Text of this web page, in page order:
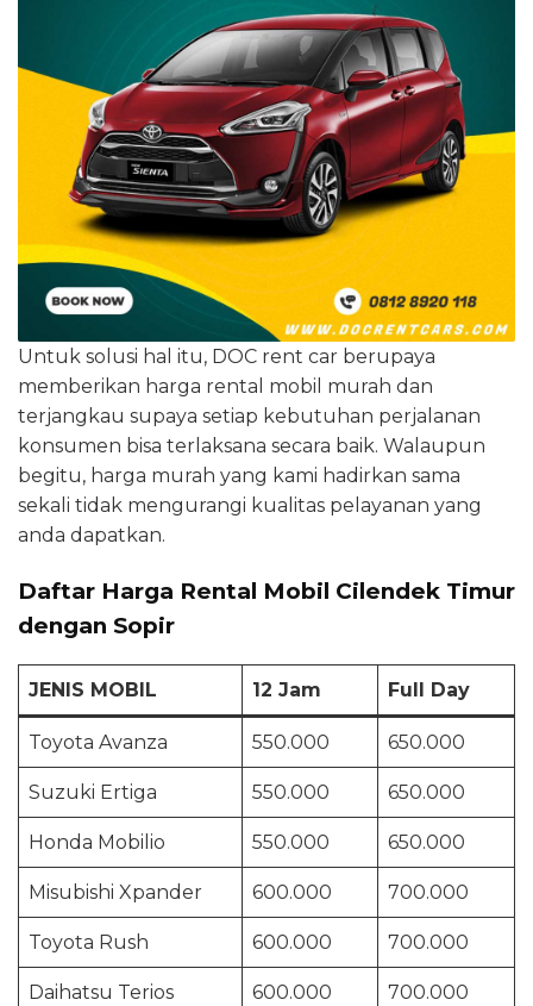
Untuk solusi hal itu, DOC rent car berupaya
memberikan harga rental mobil murah dan
terjangkau supaya setiap kebutuhan perjalanan
konsumen bisa terlaksana secara baik. Walaupun
begitu, harga murah yang kami hadirkan sama
sekali tidak mengurangi kualitas pelayanan yang
anda dapatkan.
Daftar Harga Rental Mobil Cilendek Timur
dengan Sopir
JENIS MOBIL 12 Jam Full Day
Toyota Avanza 550.000 650.000
Suzuki Ertiga 550.000 650.000
Honda Mobilio 550.000 650.000
Misubishi Xpander 600.000 700.000
Toyota Rush 600.000 700.000
Daihatsu Terios 600.000 700.000